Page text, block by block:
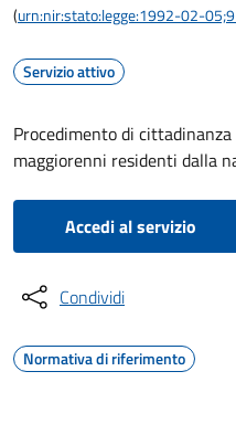
(urn:nir:stato:legge:1992-02-
Servizio attivo
Procedimento di
maggiorenni residenti dalla
Accedi al servizio
Condividi
Normativa di riferimento